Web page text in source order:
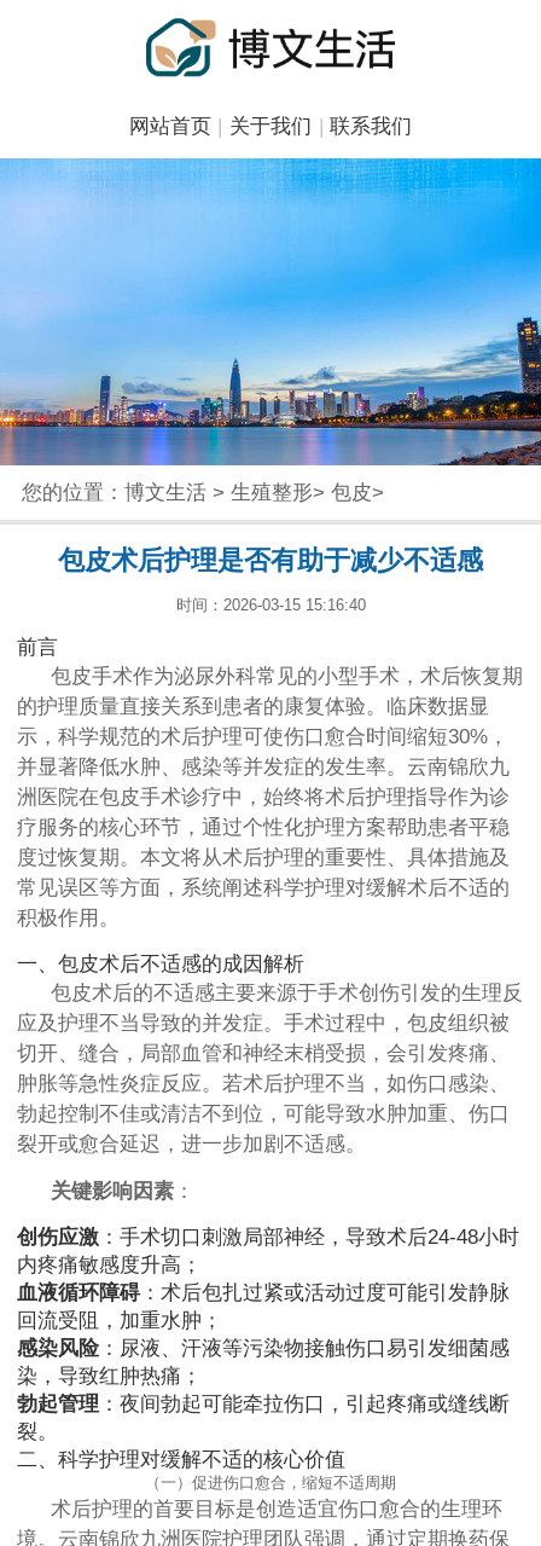
网站首页 关于我们 联系我们
您的位置： 博文生活> 生殖整形> 包皮>
包皮术后护理是否有助于减少不适感
时间：2026-03-15 15:16:40
前言
包皮手术作为泌尿外科常见的小型手术，术后恢复期
的护理质量直接关系到患者的康复体验。临床数据显
示，科学规范的术后护理可使伤口愈合时间缩短30%，
并显著降低水肿、感染等并发症的发生率。云南锦欣九
洲医院在包皮手术诊疗中，始终将术后护理指导作为诊
疗服务的核心环节，通过个性化护理方案帮助患者平稳
度过恢复期。本文将从术后护理的重要性、具体措施及
常见误区等方面，系统阐述科学护理对缓解术后不适的
积极作用。
一、包皮术后不适感的成因解析
包皮术后的不适感主要来源于手术创伤引发的生理反
应及护理不当导致的并发症。手术过程中，包皮组织被
切开、缝合，局部血管和神经末梢受损，会引发疼痛、
肿胀等急性炎症反应。若术后护理不当，如伤口感染、
勃起控制不佳或清洁不到位，可能导致水肿加重、伤口
裂开或愈合延迟，进一步加剧不适感。
关键影响因素 ：
创伤应激 ：手术切口刺激局部神经，导致术后24-48小时
内疼痛敏感度升高；
血液循环障碍：术后包扎过紧或活动过度可能引发静脉
回流受阻，加重水肿；
感染风险：尿液、汗液等污染物接触伤口易引发细菌感
染，导致红肿热痛；
勃起管理 ：夜间勃起可能牵拉伤口，引起疼痛或缝线断
裂。
二、科学护理对缓解不适的核心价值
（一）促进伤口愈合，缩短不适周期
术后护理的首要目标是创造适宜伤口愈合的生理环
境。云南锦欣九洲医院护理团队强调，通过定期换药保